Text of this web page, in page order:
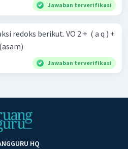
Jawaban terverifikasi
berikut. VO 2 + ​ ( a q ) +
Jawaban terverifikasi
HQ